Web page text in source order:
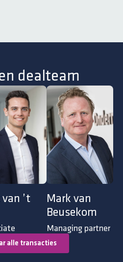
dealteam
’t
Mark van
Beusekom
Managing partner
alle transacties